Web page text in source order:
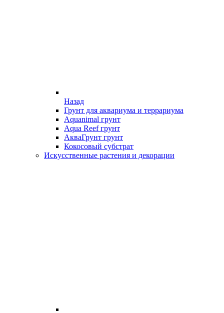
Назад
Грунт для аквариума и террариума
Aquanimal грунт
Aqua Reef грунт
АкваГрунт грунт
Кокосовый субстрат
Искусственные растения и декорации